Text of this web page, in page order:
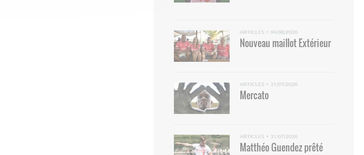
ARTICLES • 04/08/2026
Nouveau maillot Extérieur
ARTICLES • 31/07/2026
Mercato
ARTICLES • 31/07/2026
Matthéo Guendez prêté